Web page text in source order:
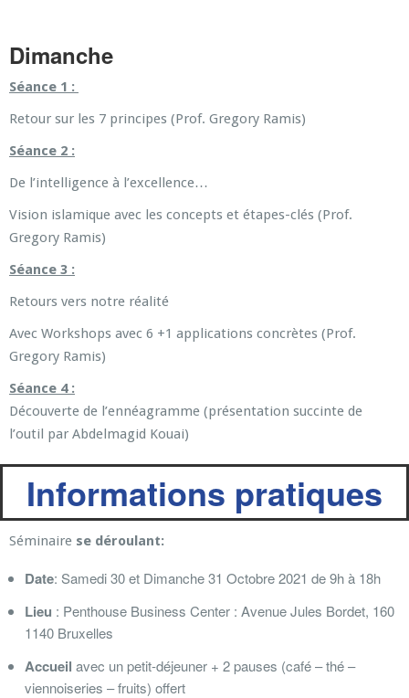
Dimanche
Séance 1 :
Retour sur les 7 principes (Prof. Gregory Ramis)
Séance 2 :
De l’intelligence à l’excellence…
Vision islamique avec les concepts et étapes-clés (Prof.
Gregory Ramis)
Séance 3 :
Retours vers notre réalité
Avec Workshops avec 6 +1 applications concrètes (Prof.
Gregory Ramis)
Séance 4 :
Découverte de l’ennéagramme (présentation succinte de
l’outil par Abdelmagid Kouai)
Informations pratiques
Séminaire se déroulant:
Date: Samedi 30 et Dimanche 31 Octobre 2021 de 9h à 18h
Lieu : Penthouse Business Center : Avenue Jules Bordet, 160
1140 Bruxelles
Accueil avec un petit-déjeuner + 2 pauses (café – thé –
viennoiseries – fruits) offert